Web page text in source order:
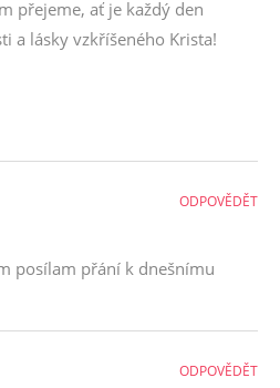
přejeme, ať je každý den
a lásky vzkříšeného Krista!
posílam přání k dnešnímu
ODPOVĚDĚT
ODPOVĚDĚT